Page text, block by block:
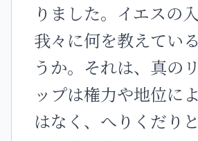
りました。イエスの入
我々に何を教えてい
うか。それは、真の
ップは権力や地位に
はなく、へりくだり